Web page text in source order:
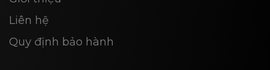
Liên hệ
Quy định bảo hành